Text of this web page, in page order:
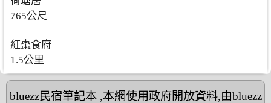
765公尺
紅棗食府
1.5公里
bluezz民宿筆記本,本網使用政府開放資料,由bluezz